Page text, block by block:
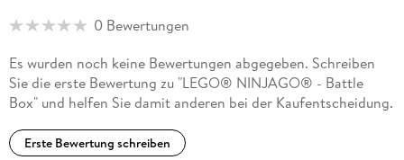
0 Bewertungen
Es wurden noch keine Bewertungen abgegeben. Schreiben
Sie die erste Bewertung zu "LEGO® NINJAGO® - Battle
Box" und helfen Sie damit anderen bei der Kaufentscheidung.
Erste Bewertung schreiben